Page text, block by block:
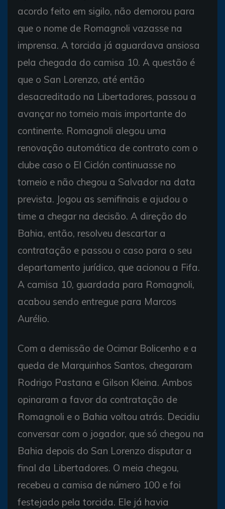
acordo feito em sigilo, não demorou para
que o nome de Romagnoli vazasse na
imprensa. A torcida já aguardava ansiosa
pela chegada do camisa 10. A questão é
que o San Lorenzo, até então
desacreditado na Libertadores, passou a
avançar no torneio mais importante do
continente. Romagnoli alegou uma
renovação automática de contrato com o
clube caso o El Ciclón continuasse no
torneio e não chegou a Salvador na data
prevista. Jogou as semifinais e ajudou o
time a chegar na decisão. A direção do
Bahia, então, resolveu descartar a
contratação e passou o caso para o seu
departamento jurídico, que acionou a Fifa.
A camisa 10, guardada para Romagnoli,
acabou sendo entregue para Marcos
Aurélio.
Com a demissão de Ocimar Bolicenho e a
queda de Marquinhos Santos, chegaram
Rodrigo Pastana e Gilson Kleina. Ambos
opinaram a favor da contratação de
Romagnoli e o Bahia voltou atrás. Decidiu
conversar com o jogador, que só chegou na
Bahia depois do San Lorenzo disputar a
final da Libertadores. O meia chegou,
recebeu a camisa de número 100 e foi
festejado pela torcida. Ele já havia